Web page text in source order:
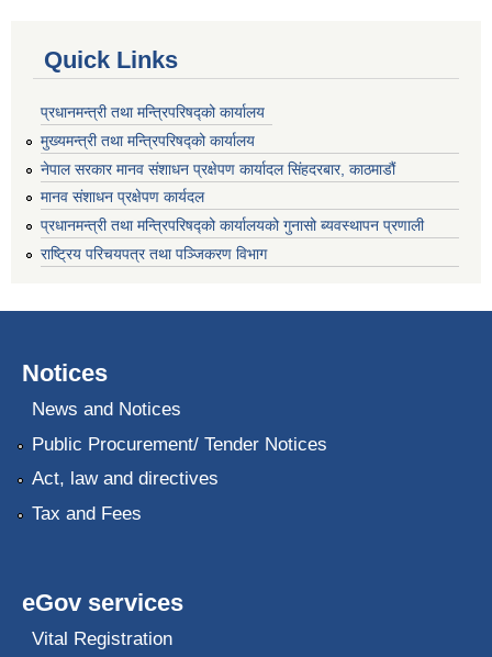
Quick Links
प्रधानमन्त्री तथा मन्त्रिपरिषद्को कार्यालय
मुख्यमन्त्री तथा मन्त्रिपरिषद्को कार्यालय
नेपाल सरकार मानव संशाधन प्रक्षेपण कार्यादल सिंहदरबार, काठमाडौं
मानव संशाधन प्रक्षेपण कार्यदल
प्रधानमन्त्री तथा मन्त्रिपरिषद्को कार्यालयको गुनासो ब्यवस्थापन प्रणाली
राष्ट्रिय परिचयपत्र तथा पञ्जिकरण विभाग
Notices
News and Notices
Public Procurement/ Tender Notices
Act, law and directives
Tax and Fees
eGov services
Vital Registration